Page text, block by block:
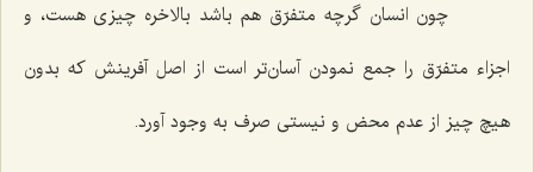
چون انسان گرچه متفرّق هم باشد بالاخره چیزى هست، و
اجزاء متفرّق را جمع نمودن آسان‌تر است از اصل آفرینش كه بدون
هیچ چیز از عدم محض و نیستى صرف به وجود آورد.